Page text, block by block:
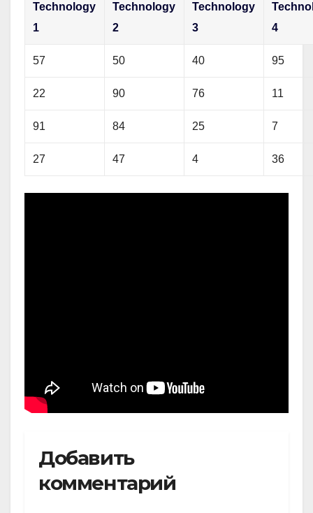
Technology
1
Technology
2
Technology
3
4
57 50 40 95
22 90 76 11
91 84 25 7
27 47 4 36
Добавить
комментарий